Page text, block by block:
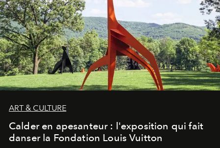
ART & CULTURE
Calder en apesanteur : l'exposition qui fait
danser la Fondation Louis Vuitton